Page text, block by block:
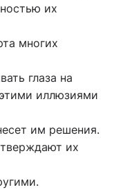
их
многих
глаза на
иллюзиями
им решения.
их